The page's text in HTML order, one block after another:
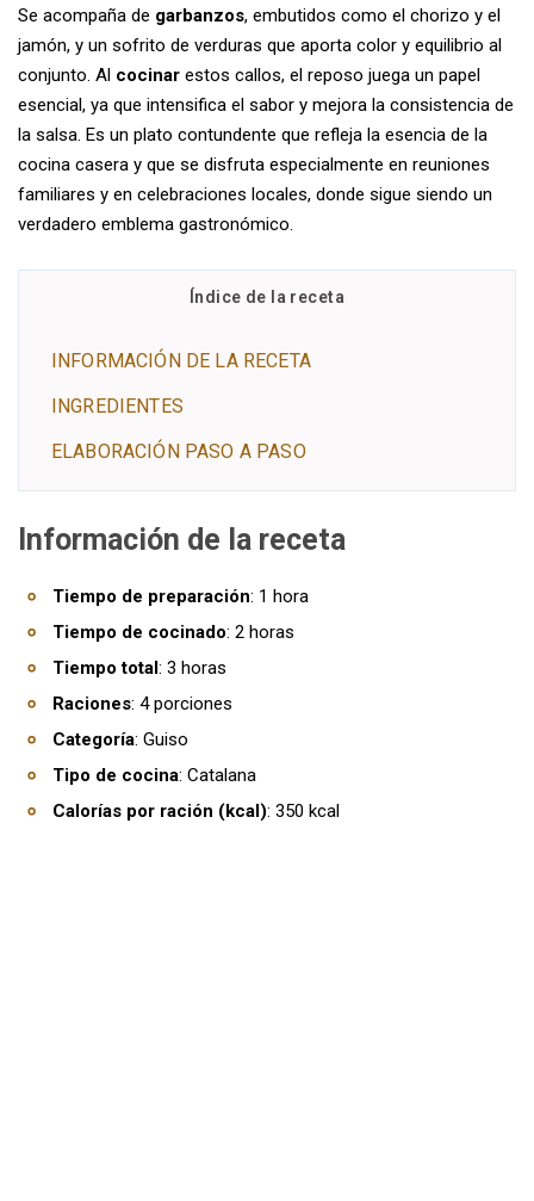
Se acompaña de garbanzos, embutidos como el chorizo y el
jamón, y un sofrito de verduras que aporta color y equilibrio al
conjunto. Al cocinar estos callos, el reposo juega un papel
esencial, ya que intensifica el sabor y mejora la consistencia de
la salsa. Es un plato contundente que refleja la esencia de la
cocina casera y que se disfruta especialmente en reuniones
familiares y en celebraciones locales, donde sigue siendo un
verdadero emblema gastronómico.
Índice de la receta
INFORMACIÓN DE LA RECETA
INGREDIENTES
ELABORACIÓN PASO A PASO
Información de la receta
Tiempo de preparación: 1 hora
Tiempo de cocinado: 2 horas
Tiempo total: 3 horas
Raciones: 4 porciones
Categoría: Guiso
Tipo de cocina: Catalana
Calorías por ración (kcal): 350 kcal